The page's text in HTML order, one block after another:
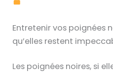
Entretenir vos poignées
qu’elles restent
Les poignées noires, si